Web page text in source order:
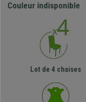
Couleur indisponible
Lot de 4 chaises